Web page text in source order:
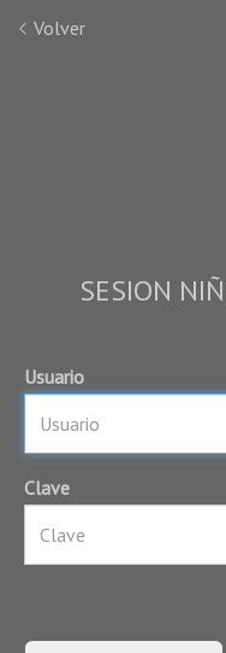
Volver
SESION
Usuario
Clave